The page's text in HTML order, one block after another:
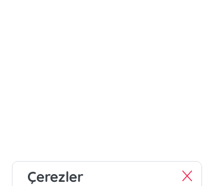
Çerezler